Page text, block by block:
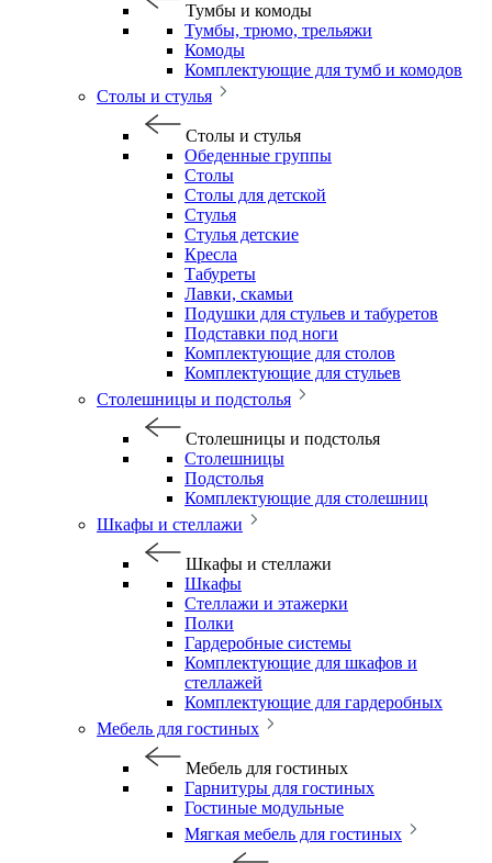
Тумбы и комоды
Тумбы, трюмо, трельяжи
Комоды
Комплектующие для тумб и комодов
Столы и стулья
Столы и стулья
Обеденные группы
Столы
Столы для детской
Стулья
Стулья детские
Кресла
Табуреты
Лавки, скамьи
Подушки для стульев и табуретов
Подставки под ноги
Комплектующие для столов
Комплектующие для стульев
Столешницы и подстолья
Столешницы и подстолья
Столешницы
Подстолья
Комплектующие для столешниц
Шкафы и стеллажи
Шкафы и стеллажи
Шкафы
Стеллажи и этажерки
Полки
Гардеробные системы
Комплектующие для шкафов и
стеллажей
Комплектующие для гардеробных
Мебель для гостиных
Мебель для гостиных
Гарнитуры для гостиных
Гостиные модульные
Мягкая мебель для гостиных